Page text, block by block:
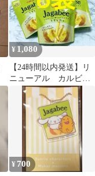
¥ 1,080
【24時間以内発送】リ
ニューアル カルビ
ー じゃがビー うす
しお味6袋 おやつB
¥ 700